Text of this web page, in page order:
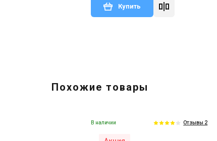
Купить
Похожие товары
В наличии Отзывы 2